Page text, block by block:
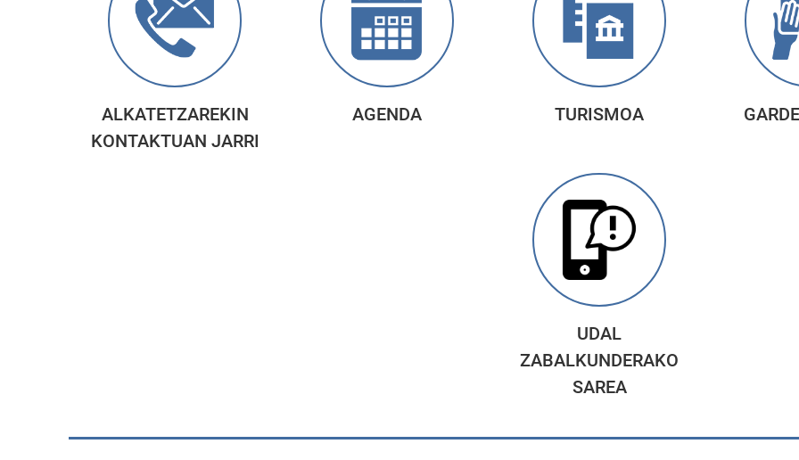
ALKATETZAREKIN
KONTAKTUAN JARRI
AGENDA TURISMOA
UDAL
ZABALKUNDERAKO
SAREA